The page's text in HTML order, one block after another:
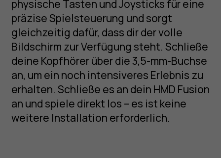
physische Tasten und Joysticks für eine
präzise Spielsteuerung und sorgt
gleichzeitig dafür, dass dir der volle
Bildschirm zur Verfügung steht. Schließe
deine Kopfhörer über die 3,5-mm-Buchse
an, um ein noch intensiveres Erlebnis zu
erhalten. Schließe es an dein HMD Fusion
an und spiele direkt los – es ist keine
weitere Installation erforderlich.